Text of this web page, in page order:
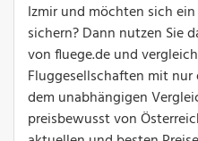
Izmir und möchten sich
sichern? Dann nutzen Sie
von fluege.de und
Fluggesellschaften mit
dem unabhängigen
preisbewusst von